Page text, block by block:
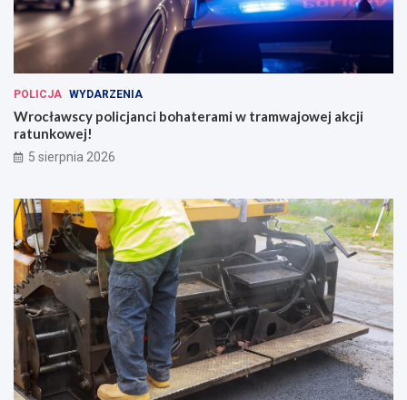
POLICJA WYDARZENIA
Wrocławscy policjanci bohaterami w tramwajowej akcji
ratunkowej!
5 sierpnia 2026